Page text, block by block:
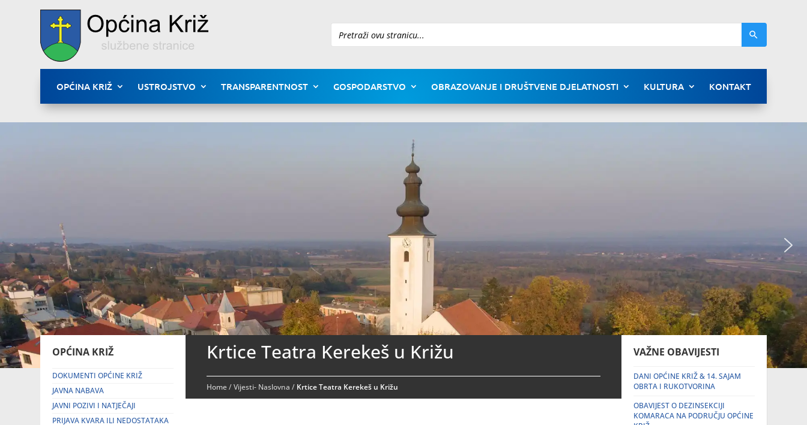
Pretraži
OPĆINA KRIŽ USTROJSTVO TRANSPARENTNOST GOSPODARSTVO OBRAZOVANJE I DRUŠTVENE DJELATNOSTI KULTURA KONTAKT
OPĆINA KRIŽ
DOKUMENTI OPĆINE KRIŽ
JAVNA NABAVA
JAVNI POZIVI I NATJEČAJI
PRIJAVA KVARA ILI NEDOSTATAKA
Krtice Teatra Kerekeš u Križu
Home/Vijesti- Naslovna / Krtice Teatra Kerekeš u Križu
VAŽNE OBAVIJESTI
DANI OPĆINE KRIŽ & 14. SAJAM
OBRTA I RUKOTVORINA
OBAVIJEST O DEZINSEKCIJI
KOMARACA NA PODRUČJU OPĆINE